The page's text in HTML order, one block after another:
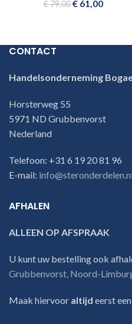
€79,00€ 61,00
CONTACT
Handelsonderneming
Horsterweg 55
5971 ND Grubbenvorst
Nederland
Telefoon: +31 6 19 20 81 96
E-mail: info@steronderdelen.nl
AFHALEN
ALLEEN OP AFSPRAAK
U kunt uw bestelling ook
Grubbenvorst, Noord-
Maak hiervoor altijd eerst een